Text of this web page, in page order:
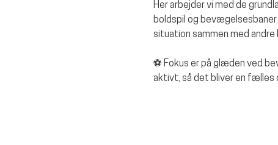
Her arbejder vi med de
boldspil og
situation sammen med andre
⚽ Fokus er på glæden ved
aktivt, så det bliver en fælles